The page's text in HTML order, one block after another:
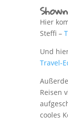
Hier
Steffi –
Und
Travel-
Reisen
cooles